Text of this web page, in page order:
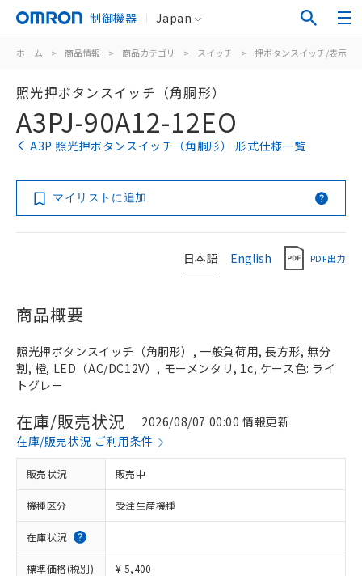
制御機器 Japan
ホーム > 商品情報 > 商品カテゴリ > スイッチ > 押ボタンスイッチ/表示灯
照光押ボタンスイッチ（角胴形）
A3PJ-90A12-12EO
A3P 照光押ボタンスイッチ（角胴形） 形式仕様一覧
マイリストに追加
日本語 English PDF出力
商品概要
照光押ボタンスイッチ（角胴形）, 一般負荷用, 長方形, 無分
割, 橙, LED（AC/DC12V）, モーメンタリ, 1c, ケース色: ライ
トグレー
在庫/販売状況
2026/08/07 00:00 情報更新
在庫/販売状況 ご利用条件
販売状況 販売中
機種区分 受注生産機種
在庫状況
標準価格(税別) ¥ 5,400